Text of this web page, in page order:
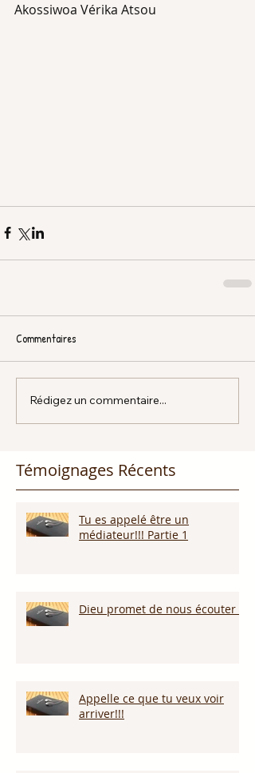
Akossiwoa Vérika Atsou
Commentaires
Rédigez un commentaire...
Témoignages Récents
Tu es appelé être un
médiateur!!! Partie 1
Dieu promet de nous écouter !
Appelle ce que tu veux voir
arriver!!!